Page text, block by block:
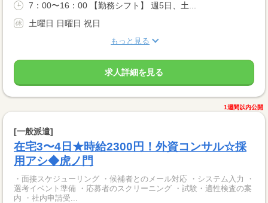
7：00〜16：00 【勤務シフト】 週5日、土...
土曜日 日曜日 祝日
もっと見る
求人詳細を見る
1週間以内公開
[一般派遣]
在宅3〜4日★時給2300円！外資コンサル☆採
用アシ◆虎ノ門
・面接スケジューリング ・候補者とのメール対応 ・システム入力 ・
選考イベント準備 ・応募者のスクリーニング ・試験・適性検査の案
内 ・社内申請受...